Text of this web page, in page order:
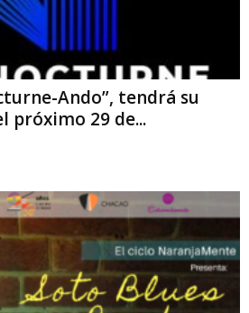
Ando”, tendrá su
próximo 29 de...